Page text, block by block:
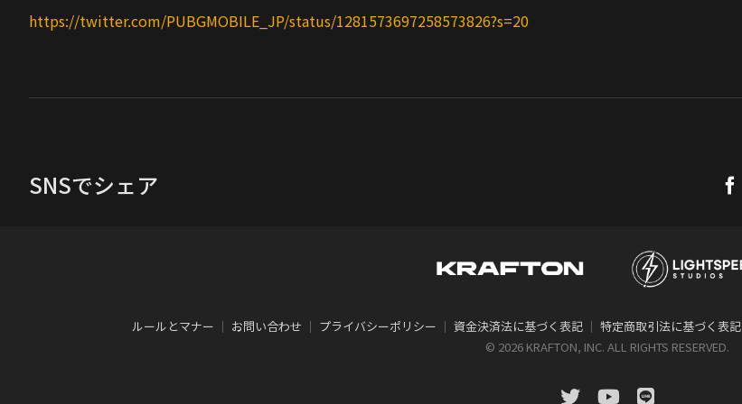
https://twitter.com/PUBGMOBILE_JP/status/1281573697258573826?s=20
SNSでシェア
ルールとマナー ｜ お問い合わせ ｜ プライバシーポリシー ｜ 資金決済法に基づく表記 ｜ 特定商取引法に基づく表記
© 2026 KRAFTON, INC. ALL RIGHTS RESERVED.